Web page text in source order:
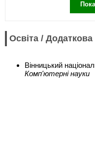
Освіта / Додаткова
Вінницький
Комп'ютерні науки